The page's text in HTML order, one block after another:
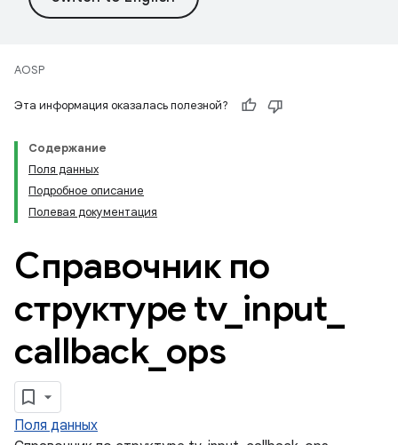
AOSP
Эта информация оказалась полезной?
Содержание
Поля данных
Подробное описание
Полевая документация
Справочник по
структуре tv_ input
callback_ ops
Поля данных